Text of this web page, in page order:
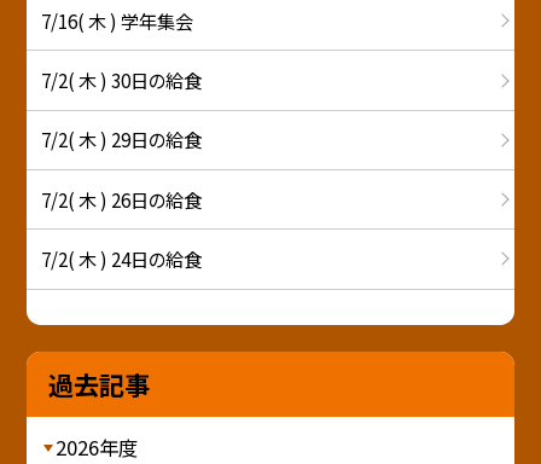
7/16( 木 ) 学年集会
7/2( 木 ) 30日の給食
7/2( 木 ) 29日の給食
7/2( 木 ) 26日の給食
7/2( 木 ) 24日の給食
過去記事
2026年度